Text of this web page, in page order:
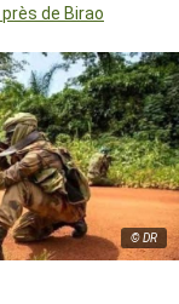
de Birao
© DR